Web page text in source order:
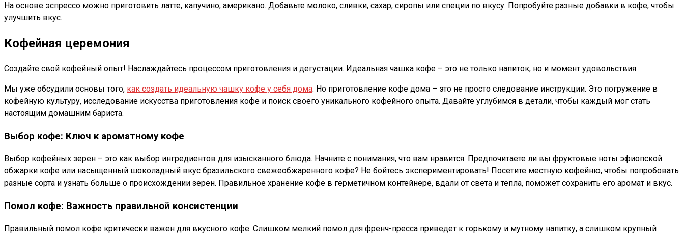
На основе эспрессо можно приготовить латте, капучино, американо. Добавьте молоко, сливки, сахар, сиропы или специи по вкусу. Попробуйте разные добавки в кофе, чтобы
улучшить вкус.
Кофейная церемония
Создайте свой кофейный опыт! Наслаждайтесь процессом приготовления и дегустации. Идеальная чашка кофе – это не только напиток, но и момент удовольствия.
Мы уже обсудили основы того, как создать идеальную чашку кофе у себя дома. Но приготовление кофе дома – это не просто следование инструкции. Это погружение в
кофейную культуру, исследование искусства приготовления кофе и поиск своего уникального кофейного опыта. Давайте углубимся в детали, чтобы каждый мог стать
настоящим домашним бариста.
Выбор кофе: Ключ к ароматному кофе
Выбор кофейных зерен – это как выбор ингредиентов для изысканного блюда. Начните с понимания, что вам нравится. Предпочитаете ли вы фруктовые ноты эфиопской
обжарки кофе или насыщенный шоколадный вкус бразильского свежеобжаренного кофе? Не бойтесь экспериментировать! Посетите местную кофейню, чтобы попробовать
разные сорта и узнать больше о происхождении зерен. Правильное хранение кофе в герметичном контейнере, вдали от света и тепла, поможет сохранить его аромат и вкус.
Помол кофе: Важность правильной консистенции
Правильный помол кофе критически важен для вкусного кофе. Слишком мелкий помол для френч-пресса приведет к горькому и мутному напитку, а слишком крупный